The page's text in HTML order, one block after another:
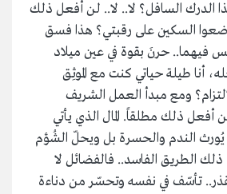
الدرك السافل؟ لا.. لا.. لن أفعل ذلك
السكين على رقبتي؟ هذا فسق
فيهما.. حرنَ بقوة في عين ميلاد
أنا طيلة حياتي كنت مع الموثِق
ومع مبدأ العمل الشريف
ذلك مطلقاً. المال الذي يأتي
يُورث الندم والحسرة بل ويحلّ الشُؤم
ذلك الطريق الفاسد.. فالفضائل لا
تأسّف في نفسه وتحسّر من دناءة